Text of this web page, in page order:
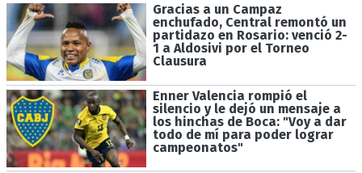
Gracias a un Campaz
enchufado, Central remontó un
partidazo en Rosario: venció 2-
1 a Aldosivi por el Torneo
Clausura
Enner Valencia rompió el
silencio y le dejó un mensaje a
los hinchas de Boca: "Voy a dar
todo de mí para poder lograr
campeonatos"